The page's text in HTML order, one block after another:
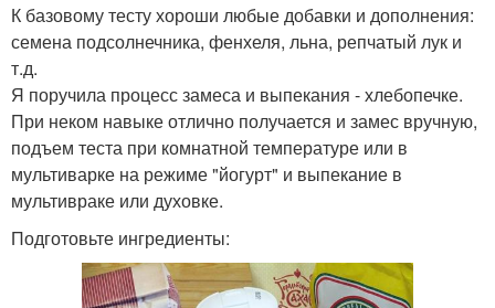
К базовому тесту хороши любые добавки и дополнения:
семена подсолнечника, фенхеля, льна, репчатый лук и
т.д.
Я поручила процесс замеса и выпекания - хлебопечке.
При неком навыке отлично получается и замес вручную,
подъем теста при комнатной температуре или в
мультиварке на режиме "йогурт" и выпекание в
мультивраке или духовке.
Подготовьте ингредиенты: